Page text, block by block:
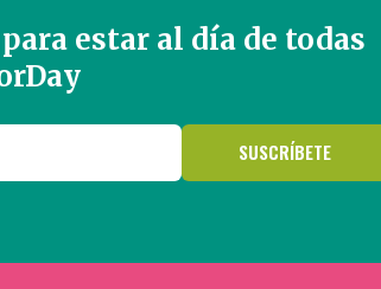
estar al día de todas